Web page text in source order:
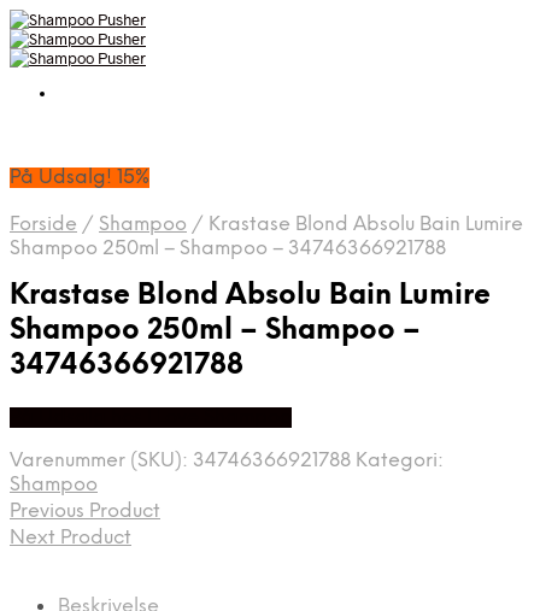
På Udsalg! 15%
Forside / Shampoo / Krastase Blond Absolu Bain Lumire
Shampoo 250ml – Shampoo – 34746366921788
Krastase Blond Absolu Bain Lumire
Shampoo 250ml – Shampoo –
34746366921788
Varenummer (SKU): 34746366921788 Kategori:
Shampoo
Previous Product
Next Product